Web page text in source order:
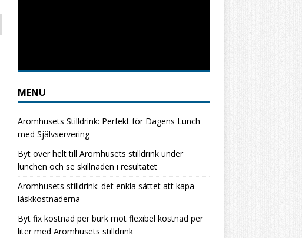
MENU
Aromhusets Stilldrink: Perfekt för Dagens Lunch
med Självservering
Byt över helt till Aromhusets stilldrink under
lunchen och se skillnaden i resultatet
Aromhusets stilldrink: det enkla sättet att kapa
läskkostnaderna
Byt fix kostnad per burk mot flexibel kostnad per
liter med Aromhusets stilldrink